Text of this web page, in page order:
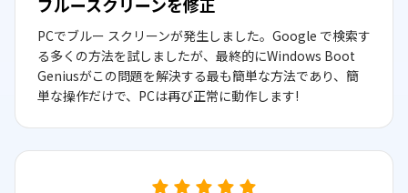
PCでブルー スクリーンが発生しました。Google で検索す
る多くの方法を試しましたが、最終的にWindows Boot
Geniusがこの問題を解決する最も簡単な方法であり、簡
単な操作だけで、PCは再び正常に動作します!